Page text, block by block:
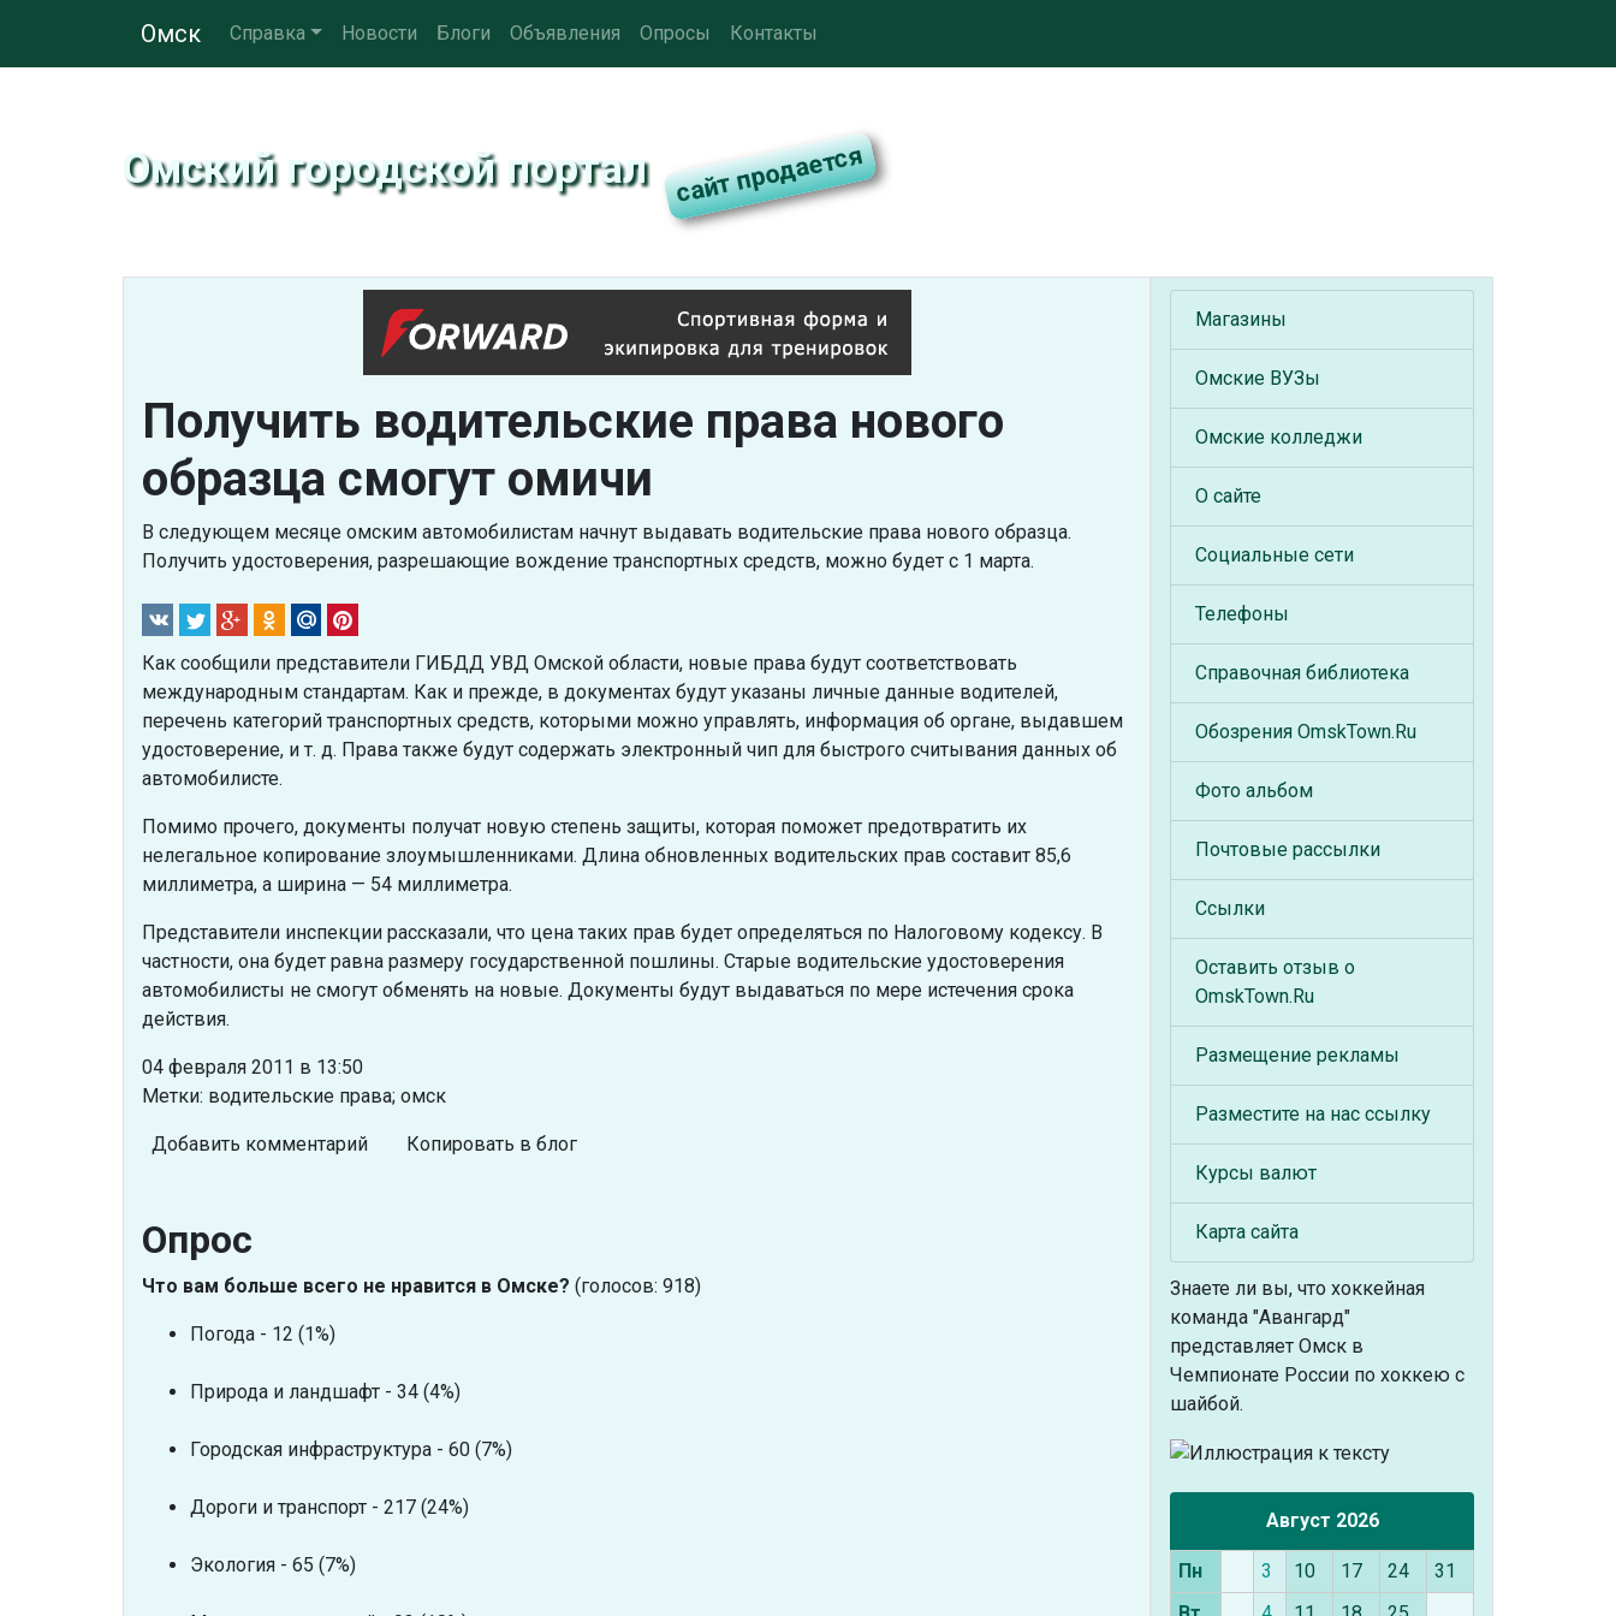
Омск Справка Новости Блоги Объявления Опросы Контакты
Омский городской портал
Получить водительские права нового
образца смогут омичи
В следующем месяце омским автомобилистам начнут выдавать водительские права нового образца.
Получить удостоверения, разрешающие вождение транспортных средств, можно будет с 1 марта.
Как сообщили представители ГИБДД УВД Омской области, новые права будут соответствовать
международным стандартам. Как и прежде, в документах будут указаны личные данные водителей,
перечень категорий транспортных средств, которыми можно управлять, информация об органе, выдавшем
удостоверение, и т. д. Права также будут содержать электронный чип для быстрого считывания данных об
автомобилисте.
Помимо прочего, документы получат новую степень защиты, которая поможет предотвратить их
нелегальное копирование злоумышленниками. Длина обновленных водительских прав составит 85,6
миллиметра, а ширина — 54 миллиметра.
Представители инспекции рассказали, что цена таких прав будет определяться по Налоговому кодексу. В
частности, она будет равна размеру государственной пошлины. Старые водительские удостоверения
автомобилисты не смогут обменять на новые. Документы будут выдаваться по мере истечения срока
действия.
04 февраля 2011 в 13:50
Метки: водительские права; омск
Добавить комментарий Копировать в блог
Опрос
Что вам больше всего не нравится в Омске? (голосов: 918)
Погода - 12 (1%)
Природа и ландшафт - 34 (4%)
Городская инфраструктура - 60 (7%)
Дороги и транспорт - 217 (24%)
Экология - 65 (7%)
Магазины
Омские ВУЗы
Омские колледжи
О сайте
Социальные сети
Телефоны
Справочная библиотека
Обозрения OmskTown.Ru
Фото альбом
Почтовые рассылки
Ссылки
Оставить отзыв о
OmskTown.Ru
Размещение рекламы
Разместите на нас ссылку
Курсы валют
Карта сайта
Знаете ли вы, что хоккейная
команда "Авангард"
представляет Омск в
Чемпионате России по хоккею с
шайбой.
Август 2026
Пн 3 10 17 24
31